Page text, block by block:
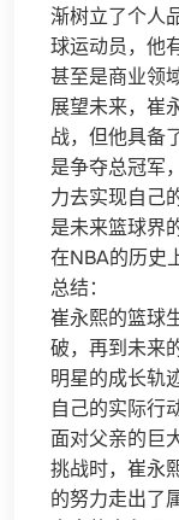
渐树立了个人
球运动员，他
甚至是商业领
展望未来，崔
战，但他具备
是争夺总冠军
力去实现自己
是未来篮球界
在NBA的历史
总结：
崔永熙的篮球
破，再到未来
明星的成长轨
自己的实际行
面对父亲的巨
挑战时，崔永
的努力走出了